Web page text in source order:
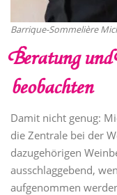
Barrique-Sommelière
Beratung
beobachten
Damit nicht genug:
die Zentrale bei der
dazugehörigen
ausschlaggebend,
aufgenommen